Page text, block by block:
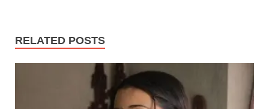
RELATED POSTS